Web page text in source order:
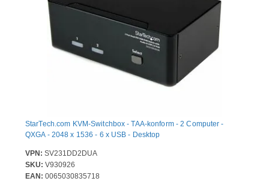
StarTech.com KVM-Switchbox - TAA-konform - 2 Computer -
QXGA - 2048 x 1536 - 6 x USB - Desktop
VPN: SV231DD2DUA
SKU: V930926
EAN: 0065030835718